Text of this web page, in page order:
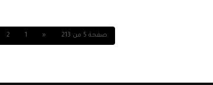
صفحة 5 من 213 «
1
2